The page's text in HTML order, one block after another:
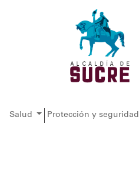
Salud Protección y seguridad